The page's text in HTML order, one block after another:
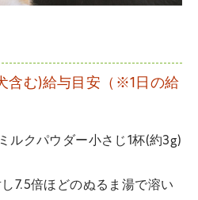
含む)給与目安（※1日の給
ルクパウダー小さじ1杯(約3g)
7.5倍ほどのぬるま湯で溶い